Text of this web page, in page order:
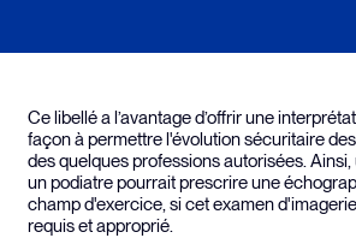
Ce libellé a l’avantage d’offrir une
façon à permettre l'évolution sécuritaire
des quelques professions autorisées.
un podiatre pourrait prescrire une
champ d'exercice, si cet examen
requis et approprié.